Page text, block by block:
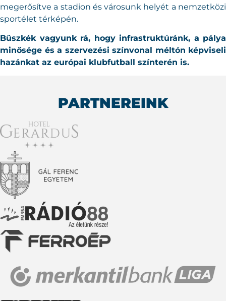
megerősítve a stadion és városunk helyét a nemzetközi
sportélet térképén.
Büszkék vagyunk rá, hogy infrastruktúránk, a pálya
minősége és a szervezési színvonal méltón képviseli
hazánkat az európai klubfutball színterén is.
PARTNEREINK